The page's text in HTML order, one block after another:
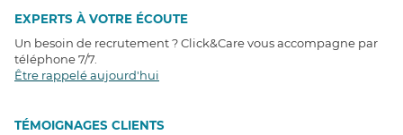
EXPERTS À VOTRE ÉCOUTE
Un besoin de recrutement ? Click&Care vous accompagne par
téléphone 7/7
Être rappelé aujourd'hui
TÉMOIGNAGES CLIENTS